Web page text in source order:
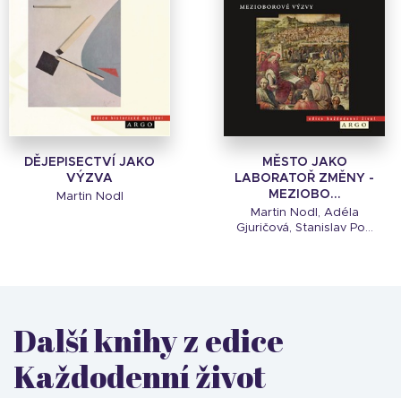
DĚJEPISECTVÍ JAKO
VÝZVA
Martin Nodl
MĚSTO JAKO
LABORATOŘ ZMĚNY -
MEZIOBO...
Martin Nodl, Adéla
Gjuričová, Stanislav Po...
Další knihy z edice
Každodenní život